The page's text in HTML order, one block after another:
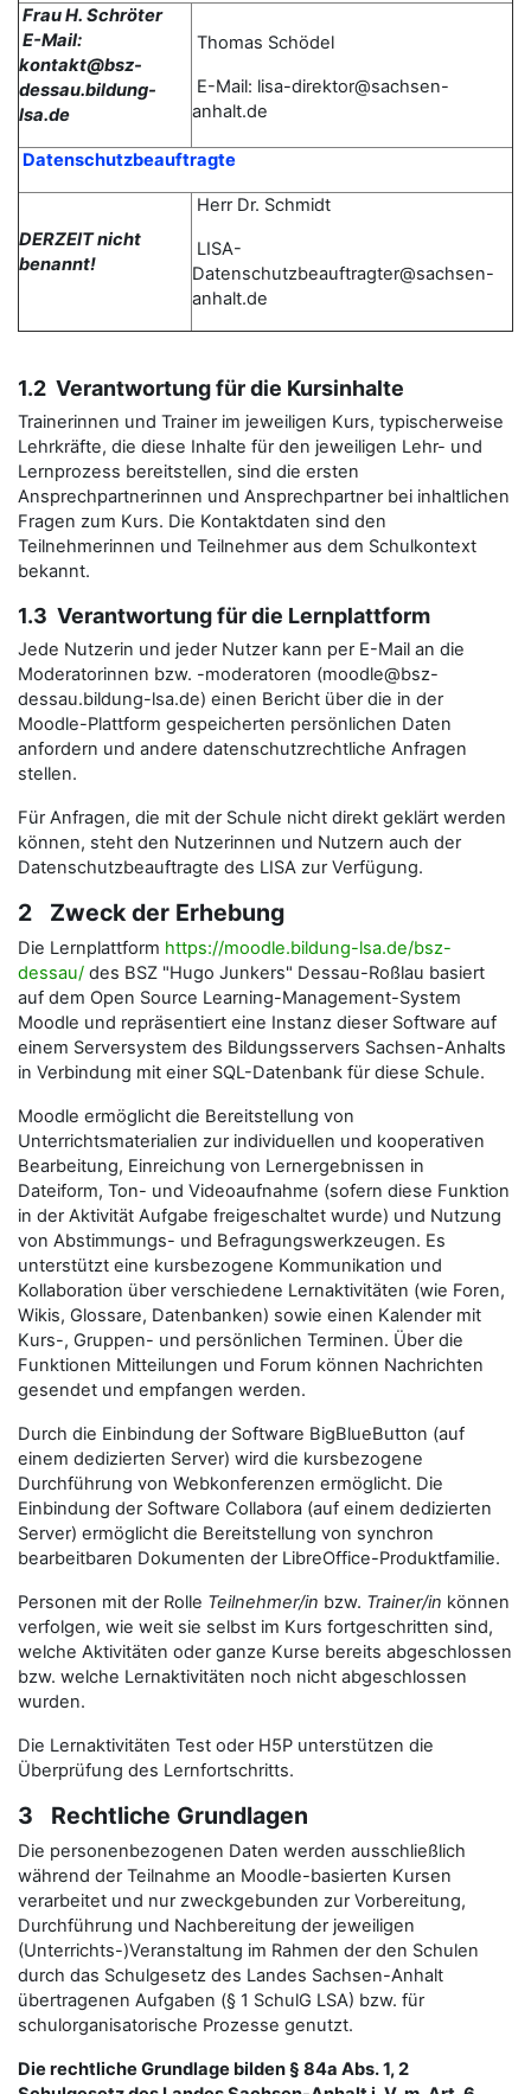
Frau H. Schröter
E-Mail:
kontakt@bsz-
dessau.bildung-
lsa.de
Thomas Schödel
E-Mail: lisa-direktor@sachsen-
anhalt.de
Datenschutzbeauftragte
DERZEIT nicht
benannt!
Herr Dr. Schmidt
LISA-
Datenschutzbeauftragter@sachsen-
anhalt.de
1.2 Verantwortung für die Kursinhalte
Trainerinnen und Trainer im jeweiligen Kurs, typischerweise
Lehrkräfte, die diese Inhalte für den jeweiligen Lehr- und
Lernprozess bereitstellen, sind die ersten
Ansprechpartnerinnen und Ansprechpartner bei inhaltlichen
Fragen zum Kurs. Die Kontaktdaten sind den
Teilnehmerinnen und Teilnehmer aus dem Schulkontext
bekannt.
1.3 Verantwortung für die Lernplattform
Jede Nutzerin und jeder Nutzer kann per E-Mail an die
Moderatorinnen bzw. -moderatoren (moodle@bsz-
dessau.bildung-lsa.de) einen Bericht über die in der
Moodle-Plattform gespeicherten persönlichen Daten
anfordern und andere datenschutzrechtliche Anfragen
stellen.
Für Anfragen, die mit der Schule nicht direkt geklärt werden
können, steht den Nutzerinnen und Nutzern auch der
Datenschutzbeauftragte des LISA zur Verfügung.
2 Zweck der Erhebung
Die Lernplattform https://moodle.bildung-lsa.de/bsz-
dessau/ des BSZ "Hugo Junkers" Dessau-Roßlau basiert
auf dem Open Source Learning-Management-System
Moodle und repräsentiert eine Instanz dieser Software auf
einem Serversystem des Bildungsservers Sachsen-Anhalts
in Verbindung mit einer SQL-Datenbank für diese Schule.
Moodle ermöglicht die Bereitstellung von
Unterrichtsmaterialien zur individuellen und kooperativen
Bearbeitung, Einreichung von Lernergebnissen in
Dateiform, Ton- und Videoaufnahme (sofern diese Funktion
in der Aktivität Aufgabe freigeschaltet wurde) und Nutzung
von Abstimmungs- und Befragungswerkzeugen. Es
unterstützt eine kursbezogene Kommunikation und
Kollaboration über verschiedene Lernaktivitäten (wie Foren,
Wikis, Glossare, Datenbanken) sowie einen Kalender mit
Kurs-, Gruppen- und persönlichen Terminen. Über die
Funktionen Mitteilungen und Forum können Nachrichten
gesendet und empfangen werden.
Durch die Einbindung der Software BigBlueButton (auf
einem dedizierten Server) wird die kursbezogene
Durchführung von Webkonferenzen ermöglicht. Die
Einbindung der Software Collabora (auf einem dedizierten
Server) ermöglicht die Bereitstellung von synchron
bearbeitbaren Dokumenten der LibreOffice-Produktfamilie.
Personen mit der Rolle Teilnehmer/in bzw. Trainer/in können
verfolgen, wie weit sie selbst im Kurs fortgeschritten sind,
welche Aktivitäten oder ganze Kurse bereits abgeschlossen
bzw. welche Lernaktivitäten noch nicht abgeschlossen
wurden.
Die Lernaktivitäten Test oder H5P unterstützen die
Überprüfung des Lernfortschritts.
3 Rechtliche Grundlagen
Die personenbezogenen Daten werden ausschließlich
während der Teilnahme an Moodle-basierten Kursen
verarbeitet und nur zweckgebunden zur Vorbereitung,
Durchführung und Nachbereitung der jeweiligen
(Unterrichts-)Veranstaltung im Rahmen der den Schulen
durch das Schulgesetz des Landes Sachsen-Anhalt
übertragenen Aufgaben (§ 1 SchulG LSA) bzw. für
schulorganisatorische Prozesse genutzt.
Die rechtliche Grundlage bilden § 84a Abs. 1, 2